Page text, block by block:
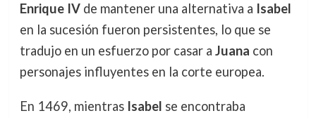
Enrique IVde mantener una alternativa a Isabel
en la sucesión fueron persistentes, lo que se
tradujo en un esfuerzo por casar a Juana con
personajes influyentes en la corte europea.
En 1469, mientras Isabel se encontraba